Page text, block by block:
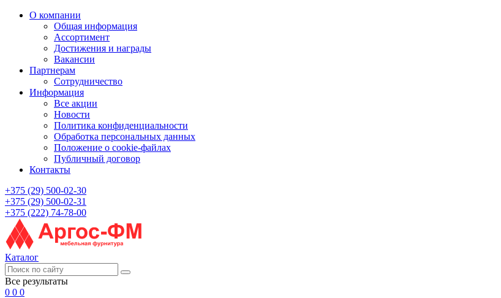
О компании
Общая информация
Ассортимент
Достижения и награды
Вакансии
Партнерам
Сотрудничество
Информация
Все акции
Новости
Политика конфиденциальности
Обработка персональных данных
Положение о cookie-файлах
Публичный договор
Контакты
+375 (29) 500-02-30
+375 (29) 500-02-31
+375 (222) 74-78-00
Каталог
Все результаты
0 0 0